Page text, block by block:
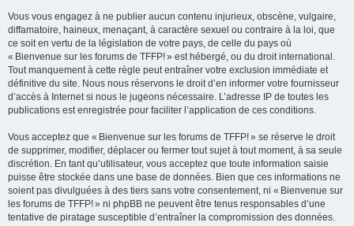
Vous vous engagez à ne publier aucun contenu injurieux, obscène, vulgaire,
diffamatoire, haineux, menaçant, à caractère sexuel ou contraire à la loi, que
ce soit en vertu de la législation de votre pays, de celle du pays où
« Bienvenue sur les forums de TFFP! » est hébergé, ou du droit international.
Tout manquement à cette règle peut entraîner votre exclusion immédiate et
définitive du site. Nous nous réservons le droit d’en informer votre fournisseur
d’accès à Internet si nous le jugeons nécessaire. L’adresse IP de toutes les
publications est enregistrée pour faciliter l’application de ces conditions.
Vous acceptez que « Bienvenue sur les forums de TFFP! » se réserve le droit
de supprimer, modifier, déplacer ou fermer tout sujet à tout moment, à sa seule
discrétion. En tant qu’utilisateur, vous acceptez que toute information saisie
puisse être stockée dans une base de données. Bien que ces informations ne
soient pas divulguées à des tiers sans votre consentement, ni « Bienvenue sur
les forums de TFFP! » ni phpBB ne peuvent être tenus responsables d’une
tentative de piratage susceptible d’entraîner la compromission des données.